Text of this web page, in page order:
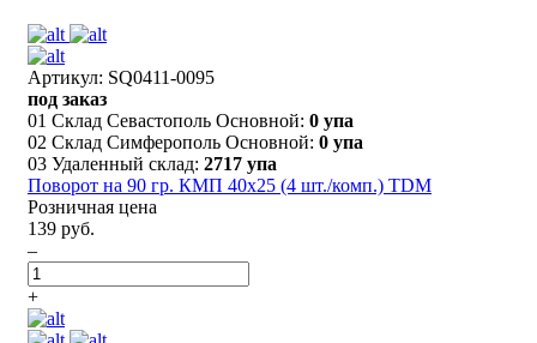
Артикул: SQ0411-0095
под заказ
01 Склад Севастополь Основной: 0 упа
02 Склад Симферополь Основной: 0 упа
03 Удаленный склад: 2717 упа
Поворот на 90 гр. КМП 40x25 (4 шт./комп.) TDM
Розничная цена
139 руб.
–
+